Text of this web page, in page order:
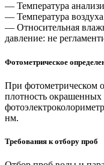
— Температура
— Температура
— Относительная
давление: не
Фотометрическое
При фотометрическом
плотность окрашенных
нм.
Требования к отбору проб